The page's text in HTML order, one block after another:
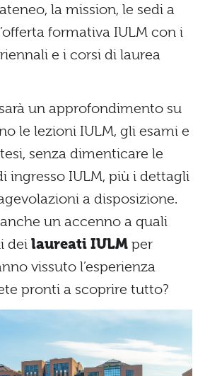
la mission, le sedi a
formativa IULM con i
e i corsi di laurea
un approfondimento su
le lezioni IULM, gli esami e
senza dimenticare le
ingresso IULM, più i dettagli
a disposizione.
un accenno a quali
dei laureati IULM per
vissuto l’esperienza
pronti a scoprire tutto?